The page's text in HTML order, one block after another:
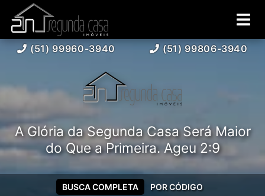
(51) 99960-3940 (51) 99806-3940
A Glória da Segunda Casa Será Maior
do Que a Primeira. Ageu 2:9
BUSCA COMPLETA POR CÓDIGO